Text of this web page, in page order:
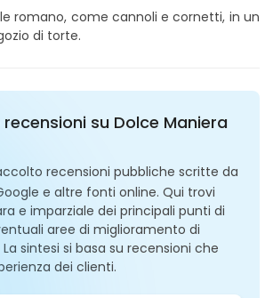
romano, come cannoli e cornetti, in un
di torte.
su Dolce Maniera
recensioni pubbliche scritte da
e altre fonti online. Qui trovi
e imparziale dei principali punti di
aree di miglioramento di
sintesi si basa su recensioni che
dei clienti.